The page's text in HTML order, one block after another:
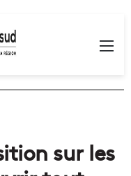
sur les